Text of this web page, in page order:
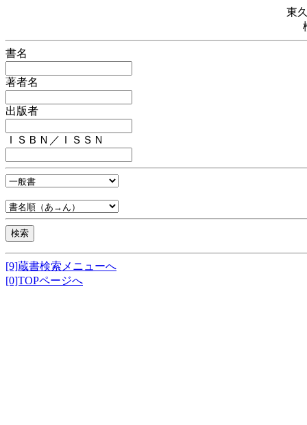
東
書名
著者名
出版者
ＩＳＢＮ／ＩＳＳＮ
[9]蔵書検索メニューへ
[0]TOPページへ